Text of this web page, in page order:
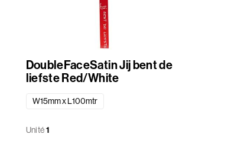
DoubleFaceSatin Jij bent de
liefste Red/White
W15mm x L100mtr
Unité1